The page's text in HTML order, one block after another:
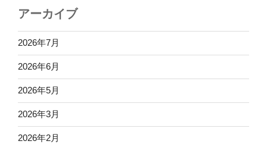
アーカイブ
2026年7月
2026年6月
2026年5月
2026年3月
2026年2月